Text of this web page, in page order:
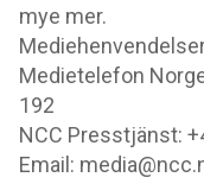
mye mer.
Medietelefon
192
NCC Presstjänst:
Email: